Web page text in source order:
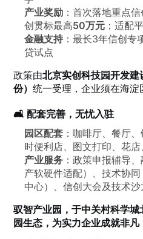
产业奖励 ：首次落地重点
创贯标最高50万元 ；适配
金融支持 ：最长3年信创专
贷试点
政策由北京实创科技园开发
份）统一受理，企业须在海淀
🛋️ 配套完善，无忧入驻
园区配套 ：咖啡厅、餐厅
时便利店、图文打印、花
产业服务 ：政策申报辅导
产软硬件适配）、技术协
中心）、信创大会及技术沙
驭智产业园，于中关村科学
园生态，为实力企业成就非凡